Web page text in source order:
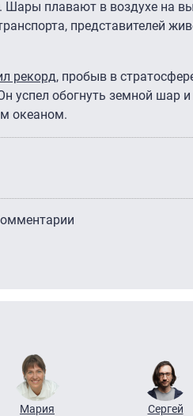
плавают в воздухе на
представителей
рекорд, пробыв в
успел обогнуть земной шар
океаном.
Мария
Сергей